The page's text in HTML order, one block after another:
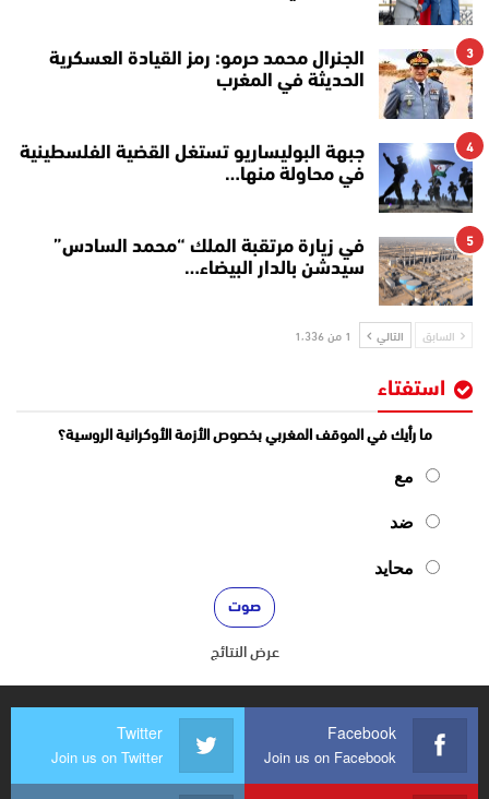
3
الجنرال محمد حرمو: رمز القيادة العسكرية
الحديثة في المغرب
4
جبهة البوليساريو تستغل القضية الفلسطينية
في محاولة منها…
5
في زيارة مرتقبة الملك “محمد السادس”
سيدشن بالدار البيضاء…
السابق التالي 1 من 1٬336
استفتاء
ما رأيك في الموقف المغربي بخصوص الأزمة الأوكرانية الروسية؟
مع
ضد
محايد
عرض النتائج
Facebook
Join us on Facebook
Twitter
Join us on Twitter